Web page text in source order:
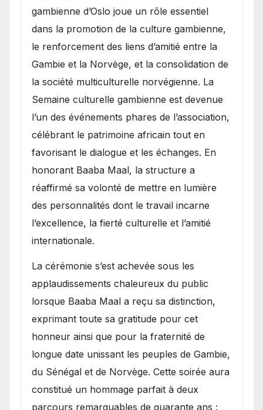
gambienne d’Oslo joue un rôle essentiel
dans la promotion de la culture gambienne,
le renforcement des liens d’amitié entre la
Gambie et la Norvège, et la consolidation de
la société multiculturelle norvégienne. La
Semaine culturelle gambienne est devenue
l’un des événements phares de l’association,
célébrant le patrimoine africain tout en
favorisant le dialogue et les échanges. En
honorant Baaba Maal, la structure a
réaffirmé sa volonté de mettre en lumière
des personnalités dont le travail incarne
l’excellence, la fierté culturelle et l’amitié
internationale.
​La cérémonie s’est achevée sous les
applaudissements chaleureux du public
lorsque Baaba Maal a reçu sa distinction,
exprimant toute sa gratitude pour cet
honneur ainsi que pour la fraternité de
longue date unissant les peuples de Gambie,
du Sénégal et de Norvège. Cette soirée aura
constitué un hommage parfait à deux
parcours remarquables de quarante ans :